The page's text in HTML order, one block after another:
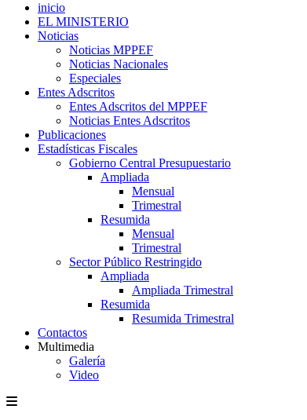
inicio
EL MINISTERIO
Noticias
Noticias MPPEF
Noticias Nacionales
Especiales
Entes Adscritos
Entes Adscritos del MPPEF
Noticias Entes Adscritos
Publicaciones
Estadísticas Fiscales
Gobierno Central Presupuestario
Ampliada
Mensual
Trimestral
Resumida
Mensual
Trimestral
Sector Público Restringido
Ampliada
Ampliada Trimestral
Resumida
Resumida Trimestral
Contactos
Multimedia
Galería
Video